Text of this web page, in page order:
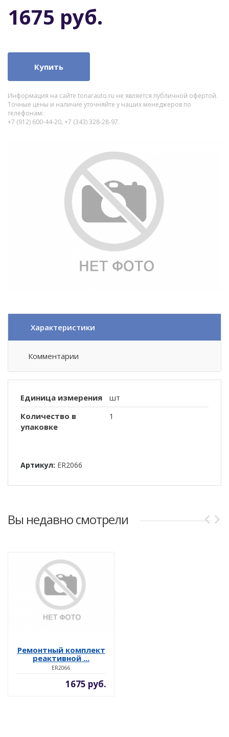
1675 руб.
Купить
Информация на сайте tonarauto.ru не является публичной офертой.
Точные цены и наличие уточняйте у наших менеджеров по
телефонам:
+7 (912) 600-44-20, +7 (343) 328-28-97.
Характеристики
Комментарии
Единица измерения
шт
Количество в
упаковке
1
Артикул: ER2066
Вы недавно смотрели
Ремонтный комплект
реактивной ...
ER2066
1675 руб.